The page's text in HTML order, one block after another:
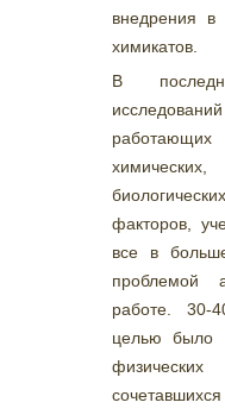
внедрения в
химикатов.
В
факторов,
все в
проблемой
работе. 30-
целью было